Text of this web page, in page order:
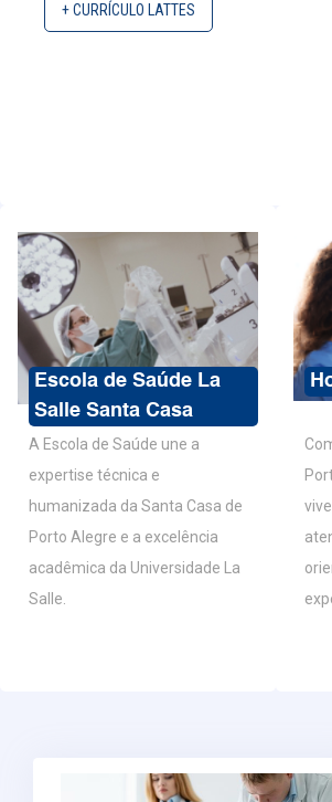
+ CURRÍCULO LATTES
A Escola de Saúde une a
expertise técnica e
humanizada da Santa Casa de
Porto Alegre e a excelência
acadêmica da Universidade La
Salle.
Escola de Saúde La
Salle Santa Casa